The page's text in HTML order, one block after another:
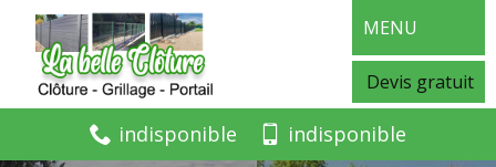
MENU
Devis gratuit
indisponible indisponible